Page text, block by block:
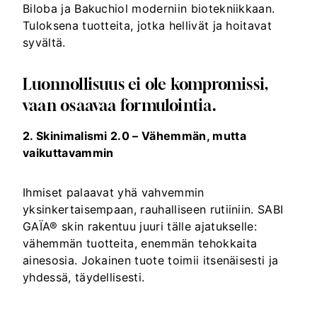
Biloba ja Bakuchiol moderniin biotekniikkaan.
Tuloksena tuotteita, jotka hellivät ja hoitavat
syvältä.
Luonnollisuus ei ole kompromissi,
vaan osaavaa formulointia.
2. Skinimalismi 2.0 – Vähemmän, mutta
vaikuttavammin
Ihmiset palaavat yhä vahvemmin
yksinkertaisempaan, rauhalliseen rutiiniin. SABI
GAÏA® skin rakentuu juuri tälle ajatukselle:
vähemmän tuotteita, enemmän tehokkaita
ainesosia. Jokainen tuote toimii itsenäisesti ja
yhdessä, täydellisesti.